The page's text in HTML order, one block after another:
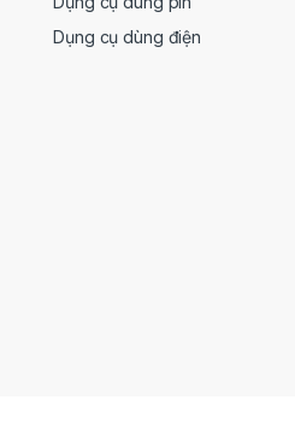
Dụng cụ dùng điện